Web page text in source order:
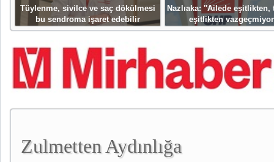
Tüylenme, sivilce ve saç dökülmesi
bu sendroma işaret edebilir
Nazlıaka: ''Ailede eşitlikten,
eşitlikten
Zulmetten Aydınlığa